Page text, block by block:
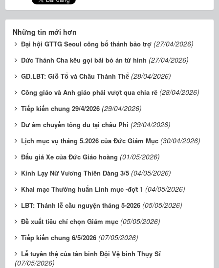
Những tin mới hơn
Đại hội GTTG Seoul công bố thánh bảo trợ (27/04/2026)
Đức Thánh Cha kêu gọi bãi bỏ án từ hình (27/04/2026)
GĐ.LBT: Giỗ Tổ và Chầu Thánh Thể (28/04/2026)
Công giáo và Anh giáo phải vượt qua chia rẽ (28/04/2026)
Tiếp kiến chung 29/4/2026 (29/04/2026)
Dư âm chuyến tông du tại châu Phi (29/04/2026)
Lịch mục vụ tháng 5.2026 của Đức Giám Mục (30/04/2026)
Đấu giá Xe của Đức Giáo hoàng (01/05/2026)
Kinh Lạy Nữ Vương Thiên Đàng 3/5 (04/05/2026)
Khai mạc Thường huấn Linh mục -đợt 1 (04/05/2026)
LBT: Thánh lễ cầu nguyện tháng 5-2026 (05/05/2026)
Đề xuất tiêu chí chọn Giám mục (05/05/2026)
Tiếp kiến chung 6/5/2026 (07/05/2026)
Lễ tuyên thệ của tân binh Đội Vệ binh Thụy Sĩ
(07/05/2026)